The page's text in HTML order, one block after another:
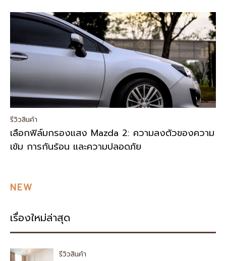
รีวิวสินค้า
เลือกฟิล์มกรองแสง Mazda 2: ความลงตัวของความ
เข้ม การกันร้อน และความปลอดภัย
NEW
เรื่องใหม่ล่าสุด
รีวิวสินค้า